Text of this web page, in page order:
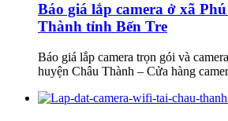
Báo giá lắp camera ở xã
Thành tỉnh Bến Tre
Báo giá lắp camera trọn gói và
huyện Châu Thành – Cửa hàng